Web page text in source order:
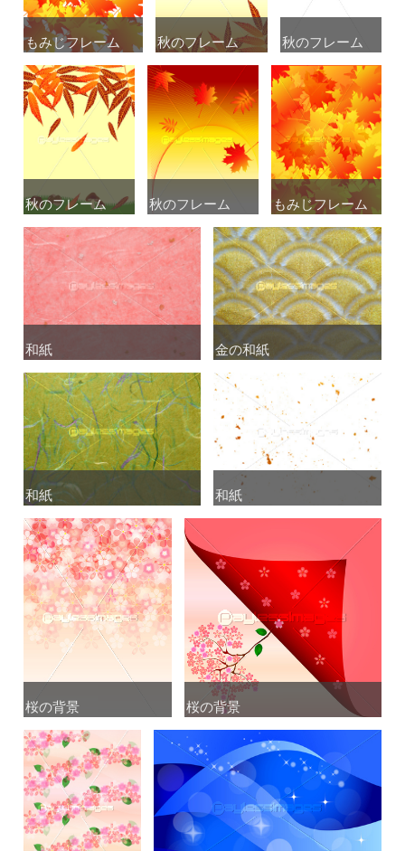
もみじフレーム
もみじフレーム 秋のフレーム
秋のフレーム 秋のフレーム
秋のフレーム
秋のフレーム
秋のフレーム 秋のフレーム
秋のフレーム もみじフレーム
もみじフレーム
和紙
和紙 金の和紙
金の和紙
和紙
和紙 和紙
和紙
桜の背景
桜の背景 桜の背景
桜の背景